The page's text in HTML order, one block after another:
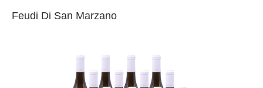
Feudi Di San Marzano
Bildergalerie überspringen